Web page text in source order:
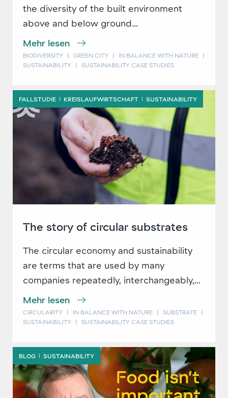
the diversity of the built environment
above and below ground...
Mehr lesen
BIODIVERSITY | GREEN CITY | IN BALANCE WITH NATURE
|
SUSTAINABILITY
| SUSTAINABILITY CASE STUDIES
The story of circular substrates
The circular economy and sustainability
are terms that are used by many
companies repeatedly, interchangeably,...
Mehr lesen
CIRCULARITY | IN BALANCE WITH NATURE | SUBSTRATE
|
SUSTAINABILITY
| SUSTAINABILITY CASE STUDIES
FALLSTUDIE | KREISLAUFWIRTSCHAFT | SUSTAINABILITY
BLOG | SUSTAINABILITY